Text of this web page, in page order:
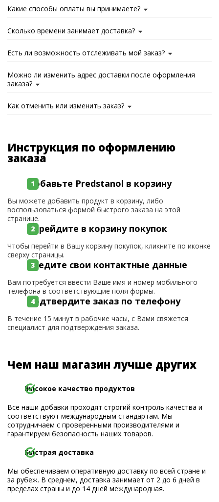
Какие способы оплаты вы принимаете?
Сколько времени занимает доставка?
Есть ли возможность отслеживать мой заказ?
Можно ли изменить адрес доставки после оформления
заказа?
Как отменить или изменить заказ?
Инструкция по оформлению
заказа
Добавьте Predstanol в корзину
Вы можете добавить продукт в корзину, либо
воспользоваться формой быстрого заказа на этой
странице.
Перейдите в корзину покупок
Чтобы перейти в Вашу корзину покупок, кликните по иконке
сверху страницы.
Введите свои контактные данные
Вам потребуется ввести Ваше имя и номер мобильного
телефона в соответствующие поля формы.
Подтвердите заказ по телефону
В течение 15 минут в рабочие часы, с Вами свяжется
специалист для подтверждения заказа.
Чем наш магазин лучше других
Высокое качество продуктов
Все наши добавки проходят строгий контроль качества и
соответствуют международным стандартам. Мы
сотрудничаем с проверенными производителями и
гарантируем безопасность наших товаров.
Быстрая доставка
Мы обеспечиваем оперативную доставку по всей стране и
за рубеж. В среднем, доставка занимает от 2 до 6 дней в
пределах страны и до 14 дней международная.